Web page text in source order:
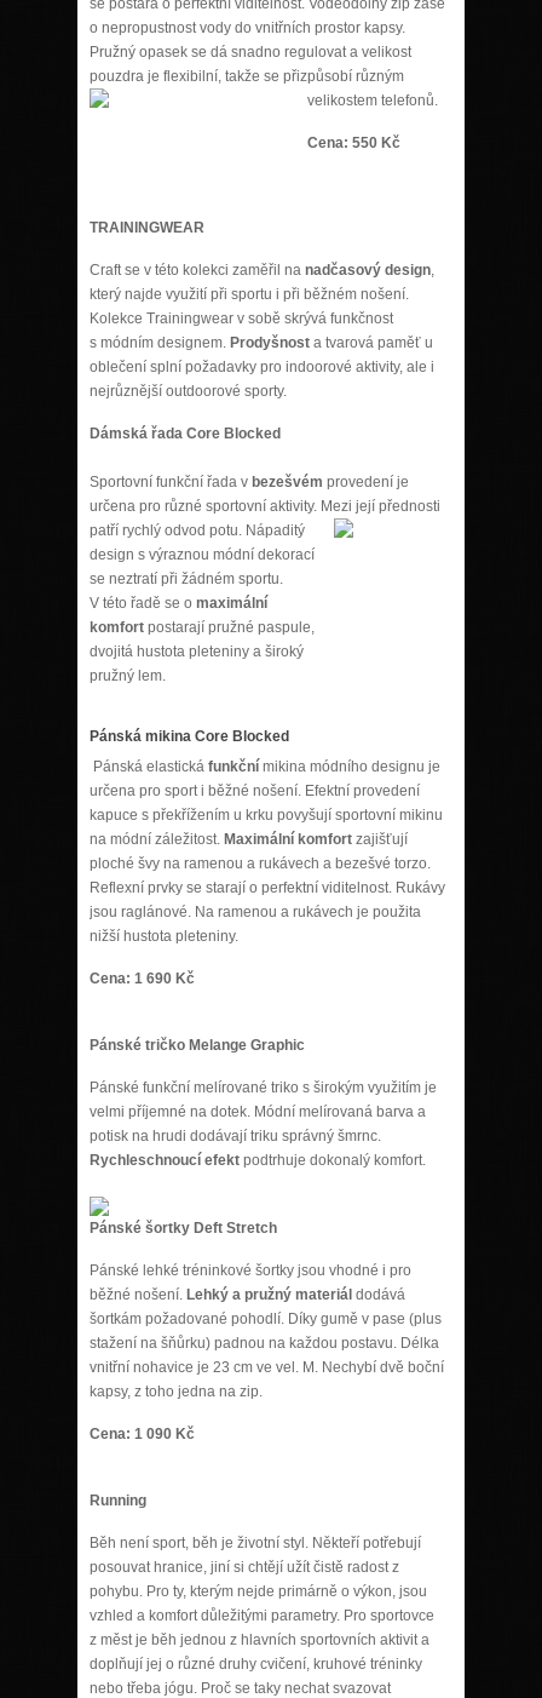
se postará o perfektní viditelnost. Voděodolný zip zase
o nepropustnost vody do vnitřních prostor kapsy.
Pružný opasek se dá snadno regulovat a velikost
pouzdra je flexibilní, takže se přizpůsobí různým
velikostem telefonů.
Cena: 550 Kč
TRAININGWEAR
Craft se v této kolekci zaměřil na nadčasový design,
který najde využití při sportu i při běžném nošení.
Kolekce Trainingwear v sobě skrývá funkčnost
s módním designem. Prodyšnost a tvarová paměť u
oblečení splní požadavky pro indoorové aktivity, ale i
nejrůznější outdoorové sporty.
Dámská řada Core Blocked
Sportovní funkční řada v bezešvém provedení je
určena pro různé sportovní aktivity. Mezi její přednosti
patří rychlý odvod potu. Nápaditý
design s výraznou módní dekorací
se neztratí při žádném sportu.
V této řadě se o maximální
komfort postarají pružné paspule,
dvojitá hustota pleteniny a široký
pružný lem.
Pánská mikina Core Blocked
Pánská elastická funkční mikina módního designu je
určena pro sport i běžné nošení. Efektní provedení
kapuce s překřížením u krku povyšují sportovní mikinu
na módní záležitost. Maximální komfort zajišťují
ploché švy na ramenou a rukávech a bezešvé torzo.
Reflexní prvky se starají o perfektní viditelnost. Rukávy
jsou raglánové. Na ramenou a rukávech je použita
nižší hustota pleteniny.
Cena: 1 690 Kč
Pánské tričko Melange Graphic
Pánské funkční melírované triko s širokým využitím je
velmi příjemné na dotek. Módní melírovaná barva a
potisk na hrudi dodávají triku správný šmrnc.
Rychleschnoucí efekt podtrhuje dokonalý komfort.
Pánské šortky Deft Stretch
Pánské lehké tréninkové šortky jsou vhodné i pro
běžné nošení. Lehký a pružný materiál dodává
šortkám požadované pohodlí. Díky gumě v pase (plus
stažení na šňůrku) padnou na každou postavu. Délka
vnitřní nohavice je 23 cm ve vel. M. Nechybí dvě boční
kapsy, z toho jedna na zip.
Cena: 1 090 Kč
Running
Běh není sport, běh je životní styl. Někteří potřebují
posouvat hranice, jiní si chtějí užít čistě radost z
pohybu. Pro ty, kterým nejde primárně o výkon, jsou
vzhled a komfort důležitými parametry. Pro sportovce
z měst je běh jednou z hlavních sportovních aktivit a
doplňují jej o různé druhy cvičení, kruhové tréninky
nebo třeba jógu. Proč se taky nechat svazovat